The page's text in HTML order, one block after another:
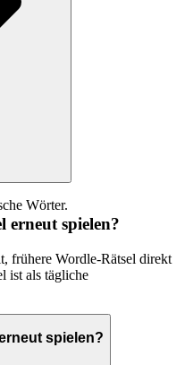
Wörter.
erneut spielen?
frühere Wordle-Rätsel direkt
ist als tägliche
spielen?